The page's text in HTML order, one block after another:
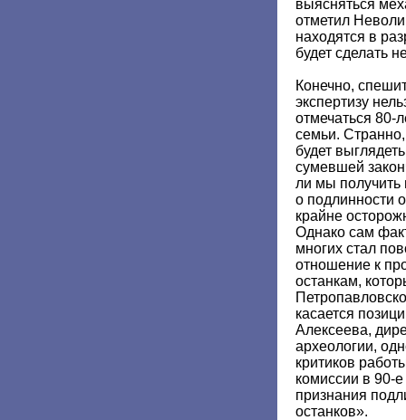
выясняться
отметил
находятся в
будет сделать
Конечно,
экспертизу
отмечаться 80-
семьи.
будет
сумевшей
ли мы
о подлинности
крайне
Однако сам
многих стал
отношение к
останкам,
касается
Алексеева,
археологии,
критиков
комиссии в 90-
признания
останков».